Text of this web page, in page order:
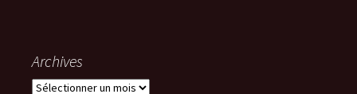
Archives
Archives